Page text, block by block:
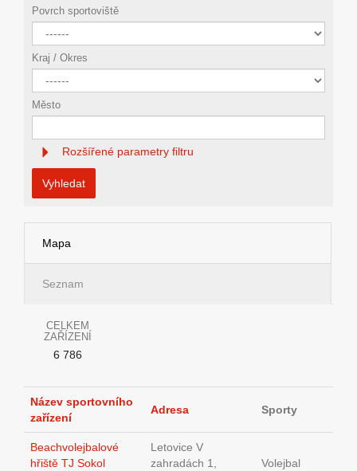
Povrch sportoviště
Kraj / Okres
Město
Rozšířené parametry filtru
Vyhledat
Mapa
Seznam
CELKEM
ZAŘÍZENÍ
6 786
Název sportovního
zařízení
Adresa Sporty
Beachvolejbalové
hřiště TJ Sokol
Letovice V
zahradách 1,
Volejbal